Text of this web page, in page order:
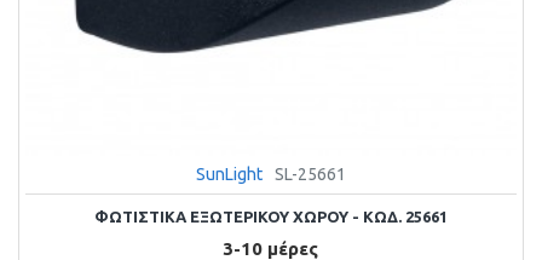
SunLight SL-25661
ΦΩΤΙΣΤΙΚΑ ΕΞΩΤΕΡΙΚΟΥ ΧΩΡΟΥ - ΚΩΔ. 25661
3-10 μέρες